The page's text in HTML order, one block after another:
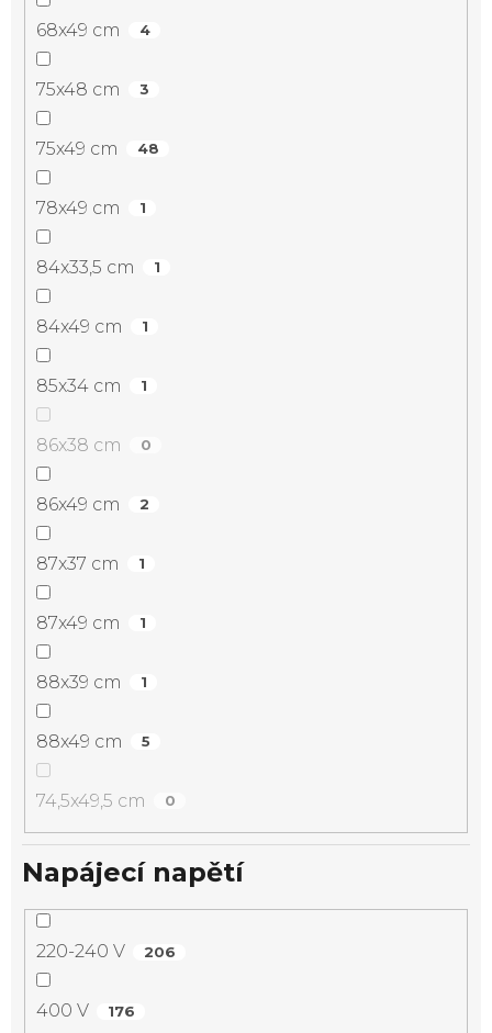
68x49 cm 4
75x48 cm 3
75x49 cm 48
78x49 cm 1
84x33,5 cm 1
84x49 cm 1
85x34 cm 1
86x38 cm 0
86x49 cm 2
87x37 cm 1
87x49 cm 1
88x39 cm 1
88x49 cm 5
74,5x49,5 cm 0
Napájecí napětí
220-240 V 206
400 V 176